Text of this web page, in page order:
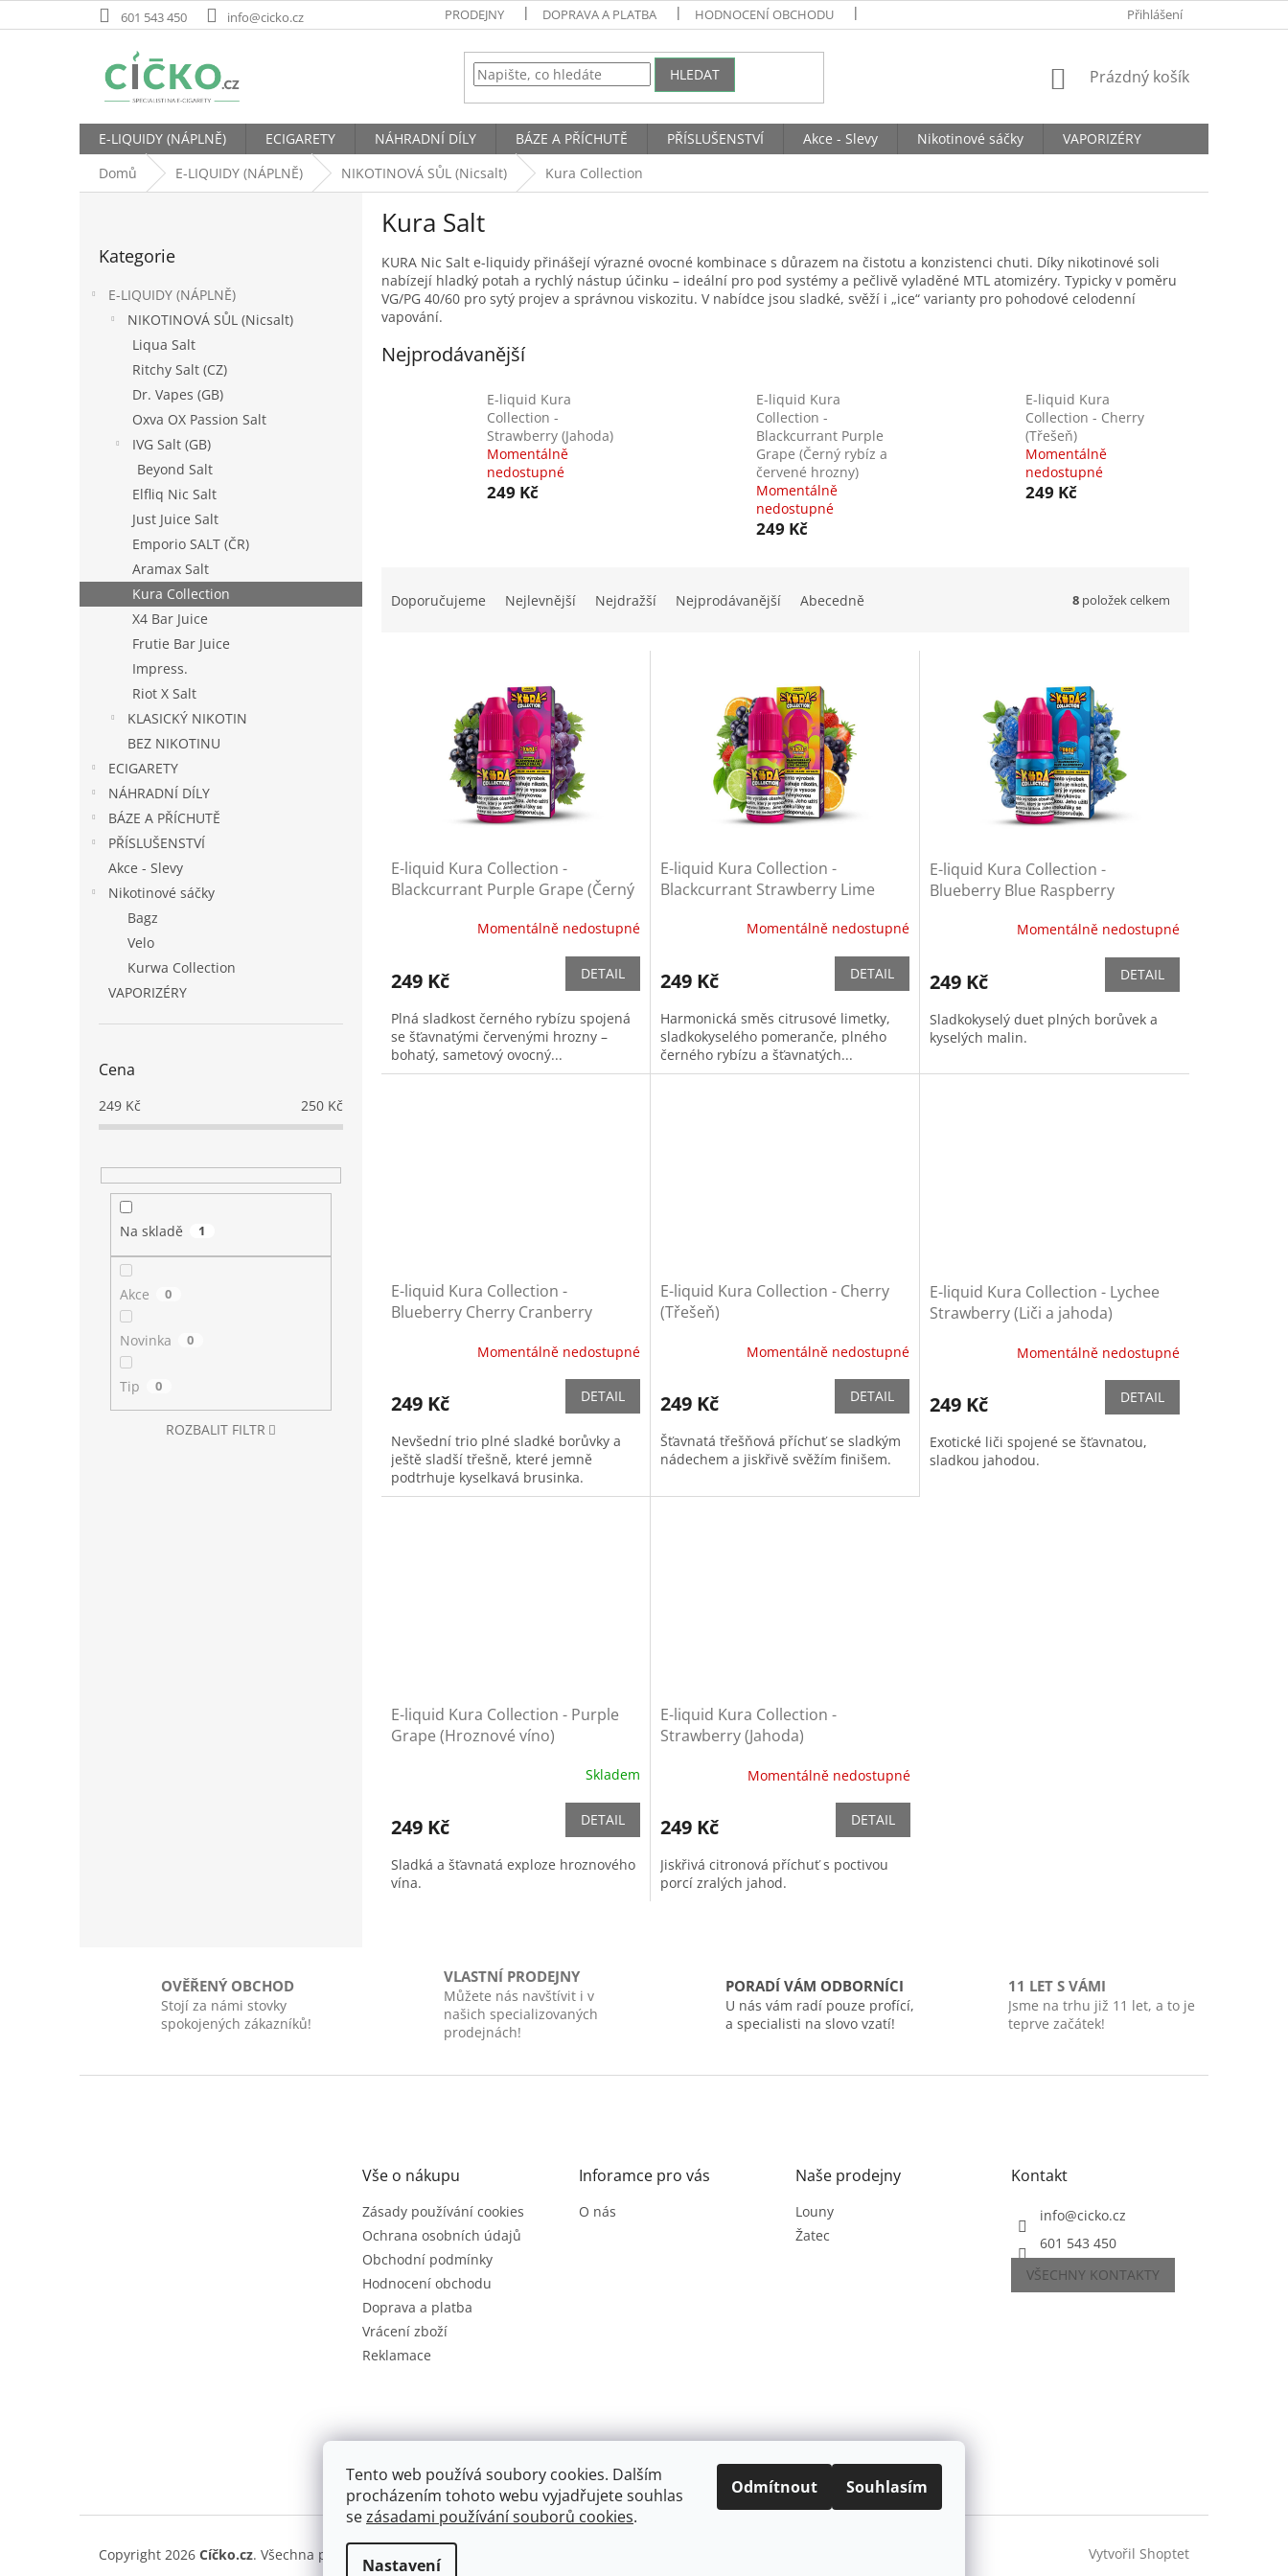
Tento web používá soubory cookies. Dalším
procházením tohoto webu vyjadřujete souhlas
sezásadami používání souborů cookies.
Nastavení
Odmítnout Souhlasím
na
601 543 450 info@cicko.cz PRODEJNY DOPRAVA A PLATBA HODNOCENÍ OBCHODU Přihlášení
HLEDAT
NÁKUPNÍ
Prázdný košík
E-LIQUIDY (NÁPLNĚ) ECIGARETY NÁHRADNÍ DÍLY BÁZE A PŘÍCHUTĚ PŘÍSLUŠENSTVÍ Akce - Slevy Nikotinové sáčky
VAPORIZÉRY
Domů
E-LIQUIDY (NÁPLNĚ) NIKOTINOVÁ SŮL (Nicsalt) Kura Collection
kategorie
Kategorie
E-LIQUIDY (NÁPLNĚ)
NIKOTINOVÁ SŮL (Nicsalt)
Liqua Salt
Ritchy Salt (CZ)
Dr. Vapes (GB)
Oxva OX Passion Salt
IVG Salt (GB)
Beyond Salt
Elfliq Nic Salt
Just Juice Salt
Emporio SALT (ČR)
Aramax Salt
Kura Collection
X4 Bar Juice
Frutie Bar Juice
Impress.
Riot X Salt
KLASICKÝ NIKOTIN
BEZ NIKOTINU
ECIGARETY
NÁHRADNÍ DÍLY
BÁZE A PŘÍCHUTĚ
PŘÍSLUŠENSTVÍ
Akce - Slevy
Nikotinové sáčky
Bagz
Velo
Kurwa Collection
VAPORIZÉRY
Cena
249 Kč 250 Kč
Na skladě 1
Akce 0
Novinka 0
Tip 0
ROZBALIT FILTR
Kura Salt
KURA Nic Salt e-liquidy přinášejí výrazné ovocné kombinace s důrazem na čistotu a konzistenci chuti. Díky nikotinové soli
nabízejí hladký potah a rychlý nástup účinku – ideální pro pod systémy a pečlivě vyladěné MTL atomizéry. Typicky v poměru
VG/PG 40/60 pro sytý projev a správnou viskozitu. V nabídce jsou sladké, svěží i „ice“ varianty pro pohodové celodenní
vapování.
Nejprodávanější
E-liquid Kura
Collection -
Strawberry (Jahoda)
Momentálně
nedostupné
249 Kč
E-liquid Kura
Collection -
Blackcurrant Purple
Grape (Černý rybíz a
červené hrozny)
Momentálně
nedostupné
249 Kč
E-liquid Kura
Collection - Cherry
(Třešeň)
Momentálně
nedostupné
249 Kč
Doporučujeme Nejlevnější Nejdražší Nejprodávanější Abecedně 8 položek celkem
E-liquid Kura Collection -
Blackcurrant Purple Grape (Černý
Momentálně nedostupné
249 Kč DETAIL
Plná sladkost černého rybízu spojená
se šťavnatými červenými hrozny –
bohatý, sametový ovocný...
E-liquid Kura Collection -
Blackcurrant Strawberry Lime
limetka, pomeranč)Momentálně nedostupné
249 Kč DETAIL
Harmonická směs citrusové limetky,
sladkokyselého pomeranče, plného
černého rybízu a šťavnatých...
E-liquid Kura Collection -
Blueberry Blue Raspberry
Momentálně nedostupné
249 Kč DETAIL
Sladkokyselý duet plných borůvek a
kyselých malin.
E-liquid Kura Collection -
Blueberry Cherry Cranberry
Momentálně nedostupné
249 Kč DETAIL
Nevšední trio plné sladké borůvky a
ještě sladší třešně, které jemně
podtrhuje kyselkavá brusinka.
E-liquid Kura Collection - Cherry
(Třešeň)
Momentálně nedostupné
249 Kč DETAIL
Šťavnatá třešňová příchuť se sladkým
nádechem a jiskřivě svěžím finišem.
E-liquid Kura Collection - Lychee
Strawberry (Liči a jahoda)
Momentálně nedostupné
249 Kč DETAIL
Exotické liči spojené se šťavnatou,
sladkou jahodou.
E-liquid Kura Collection - Purple
Grape (Hroznové víno)
Skladem
249 Kč DETAIL
Sladká a šťavnatá exploze hroznového
vína.
E-liquid Kura Collection -
Strawberry (Jahoda)
Momentálně nedostupné
249 Kč DETAIL
Jiskřivá citronová příchuť s poctivou
porcí zralých jahod.
á
d
a
c
p
OVĚŘENÝ OBCHOD
Stojí za námi stovky
spokojených zákazníků!
VLASTNÍ PRODEJNY
Můžete nás navštívit i v
našich specializovaných
prodejnách!
PORADÍ VÁM ODBORNÍCI
U nás vám radí pouze profící,
a specialisti na slovo vzatí!
11 LET S VÁMI
Jsme na trhu již 11 let, a to je
teprve začátek!
Vše o nákupu
Zásady používání cookies
Ochrana osobních údajů
Obchodní podmínky
Hodnocení obchodu
Doprava a platba
Vrácení zboží
Reklamace
Inforamce pro vás
O nás
Naše prodejny
Louny
Žatec
Kontakt
info@cicko.cz
601 543 450
VŠECHNY KONTAKTY
Vytvořil Shoptet
Copyright 2026 Cíčko.cz. Všechna práva vyhrazena. Upravit nastavení cookies